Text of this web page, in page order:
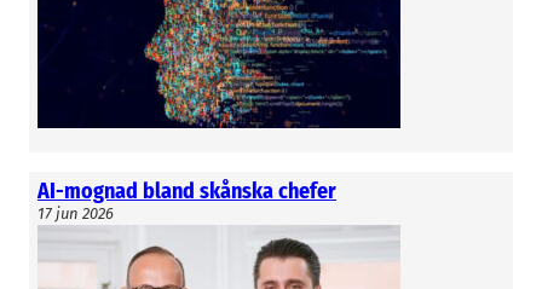
AI-mognad bland skånska chefer
17 jun 2026